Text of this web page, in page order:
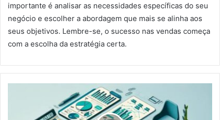
importante é analisar as necessidades específicas do seu
negócio e escolher a abordagem que mais se alinha aos
seus objetivos. Lembre-se, o sucesso nas vendas começa
com a escolha da estratégia certa.